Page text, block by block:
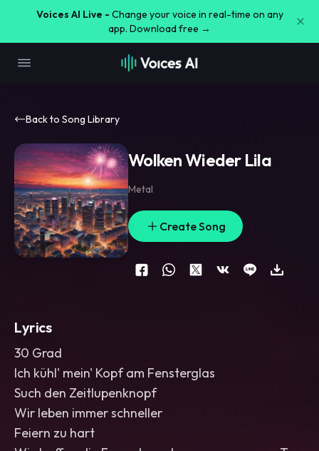
Voices AI Live - Change your voice in real-time on any
app. Download free →
Back to Song Library
Wolken Wieder Lila
Metal
Create Song
Lyrics
30 Grad
Ich kühl' mein' Kopf am Fensterglas
Such den Zeitlupenknopf
Wir leben immer schneller
Feiern zu hart